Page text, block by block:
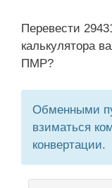
Перевести
калькулятора
ПМР?
Обменными
взиматься
конвертации.